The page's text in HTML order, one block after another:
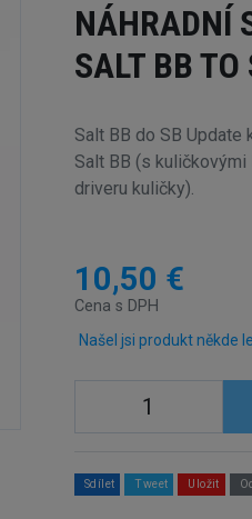
NÁHRADNÍ
SALT BB TO
Salt BB do SB Update
Salt BB (s
driveru kuličky).
10,50 €
Cena s DPH
Našel jsi produkt někde
Sdílet Tweet Uložit